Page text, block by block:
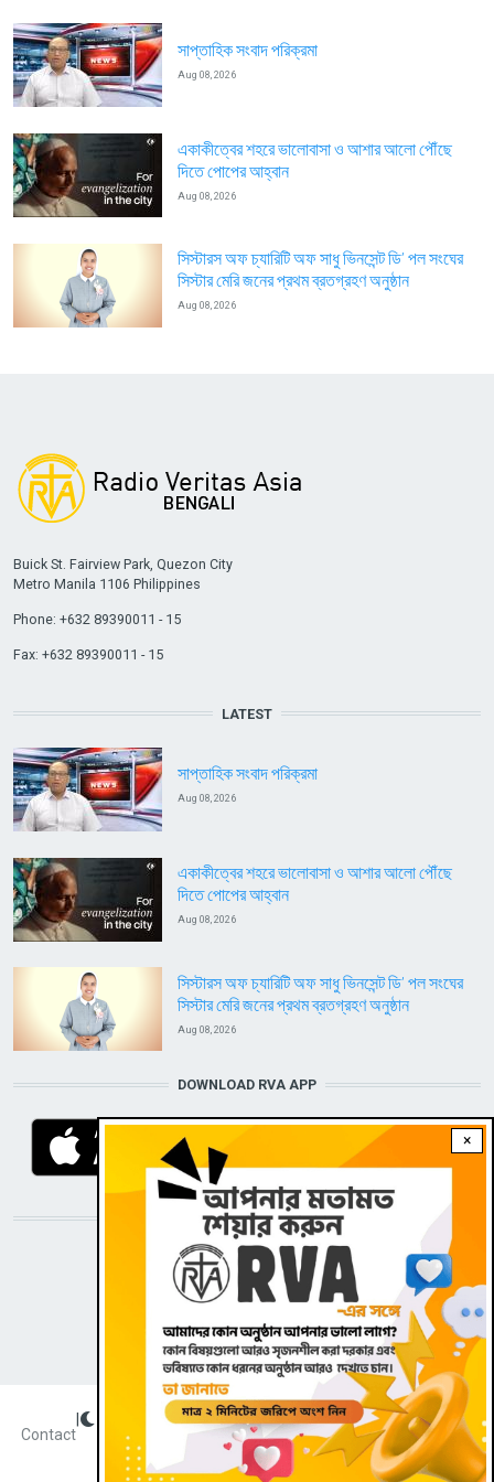
সাপ্তাহিক সংবাদ পরিক্রমা
Aug 08, 2026
একাকীত্বের শহরে ভালোবাসা ও আশার আলো পৌঁছে
দিতে পোপের আহ্বান
Aug 08, 2026
সিস্টারস অফ চ্যারিটি অফ সাধু ভিনসেন্ট ডি’ পল সংঘের
সিস্টার মেরি জনের প্রথম ব্রতগ্রহণ অনুষ্ঠান
Aug 08, 2026
×
Buick St. Fairview Park, Quezon City
Metro Manila 1106 Philippines
Phone: +632 89390011 - 15
Fax: +632 89390011 - 15
LATEST
সাপ্তাহিক সংবাদ পরিক্রমা
Aug 08, 2026
একাকীত্বের শহরে ভালোবাসা ও আশার আলো পৌঁছে
দিতে পোপের আহ্বান
Aug 08, 2026
সিস্টারস অফ চ্যারিটি অফ সাধু ভিনসেন্ট ডি’ পল সংঘের
সিস্টার মেরি জনের প্রথম ব্রতগ্রহণ অনুষ্ঠান
Aug 08, 2026
DOWNLOAD RVA APP
STAY CONNECTED WITH US!
Radio Veritas Asia © 2022
Contact
Dark theme